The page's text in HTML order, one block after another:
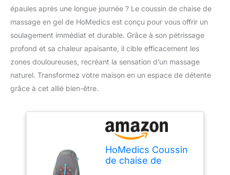
épaules après une longue journée ? Le coussin de chaise de
massage en gel de HoMedics est conçu pour vous offrir un
soulagement immédiat et durable. Grâce à son pétrissage
profond et sa chaleur apaisante, il cible efficacement les
zones douloureuses, recréant la sensation d’un massage
naturel. Transformez votre maison en un espace de détente
grâce à cet allié bien-être.
HoMedics Coussin
de chaise de